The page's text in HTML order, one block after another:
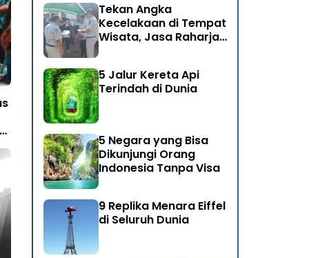
Tekan Angka
Kecelakaan di Tempat
Wisata, Jasa Raharja
Pengobatan Gratis di
Kawasan Gunung
5 Jalur Kereta Api
Terindah di Dunia
5 Negara yang Bisa
Dikunjungi Orang
Indonesia Tanpa Visa
9 Replika Menara Eiffel
di Seluruh Dunia